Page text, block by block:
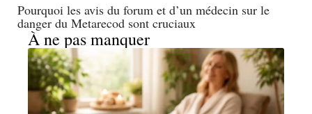
Pourquoi les avis du forum et d’un médecin sur le
danger du Metarecod sont cruciaux
À ne pas manquer